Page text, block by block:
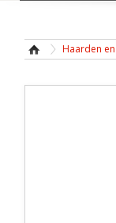
Haarden